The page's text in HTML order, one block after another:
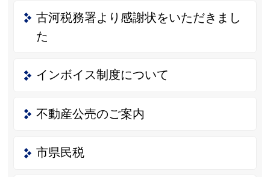
古河税務署より感謝状をいただきまし
た
インボイス制度について
不動産公売のご案内
市県民税